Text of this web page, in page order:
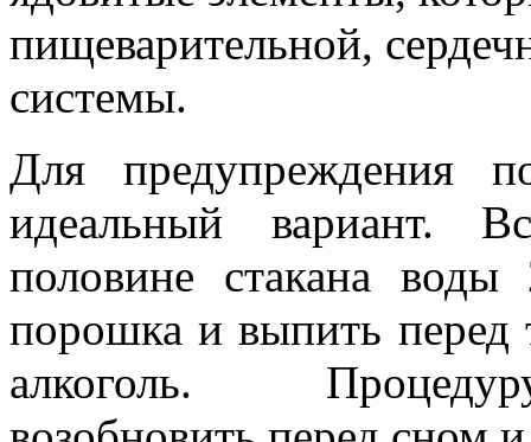
пищеварительной,
системы.
Для предупреждения
идеальный вариант.
половине стакана
порошка и выпить перед
алкоголь.